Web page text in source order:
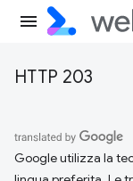
HTTP 203
Google utilizza la